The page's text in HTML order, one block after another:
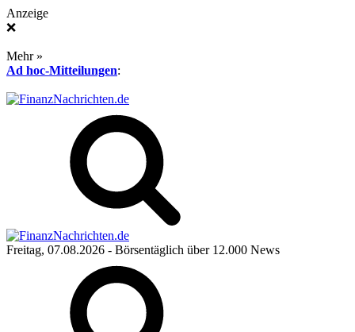
Anzeige
❌
Mehr »
Ad hoc-Mitteilungen:
Freitag, 07.08.2026 - Börsentäglich über 12.000 News